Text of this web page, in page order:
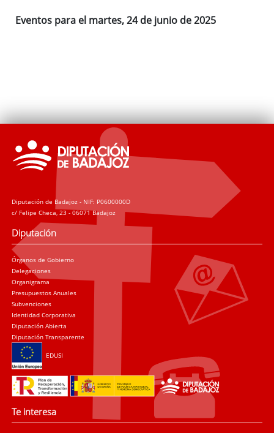
Eventos para el martes, 24 de junio de 2025
Diputación de Badajoz - NIF: P0600000D
c/ Felipe Checa, 23 - 06071 Badajoz
Diputación
Órganos de Gobierno
Delegaciones
Organigrama
Presupuestos Anuales
Subvenciones
Identidad Corporativa
Diputación Abierta
Diputación Transparente
EDUSI
Te interesa